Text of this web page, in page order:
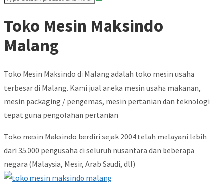
Toko Mesin Maksindo
Malang
Toko Mesin Maksindo di Malang adalah toko mesin usaha
terbesar di Malang. Kami jual aneka mesin usaha makanan,
mesin packaging / pengemas, mesin pertanian dan teknologi
tepat guna pengolahan pertanian
Toko mesin Maksindo berdiri sejak 2004 telah melayani lebih
dari 35.000 pengusaha di seluruh nusantara dan beberapa
negara (Malaysia, Mesir, Arab Saudi, dll)